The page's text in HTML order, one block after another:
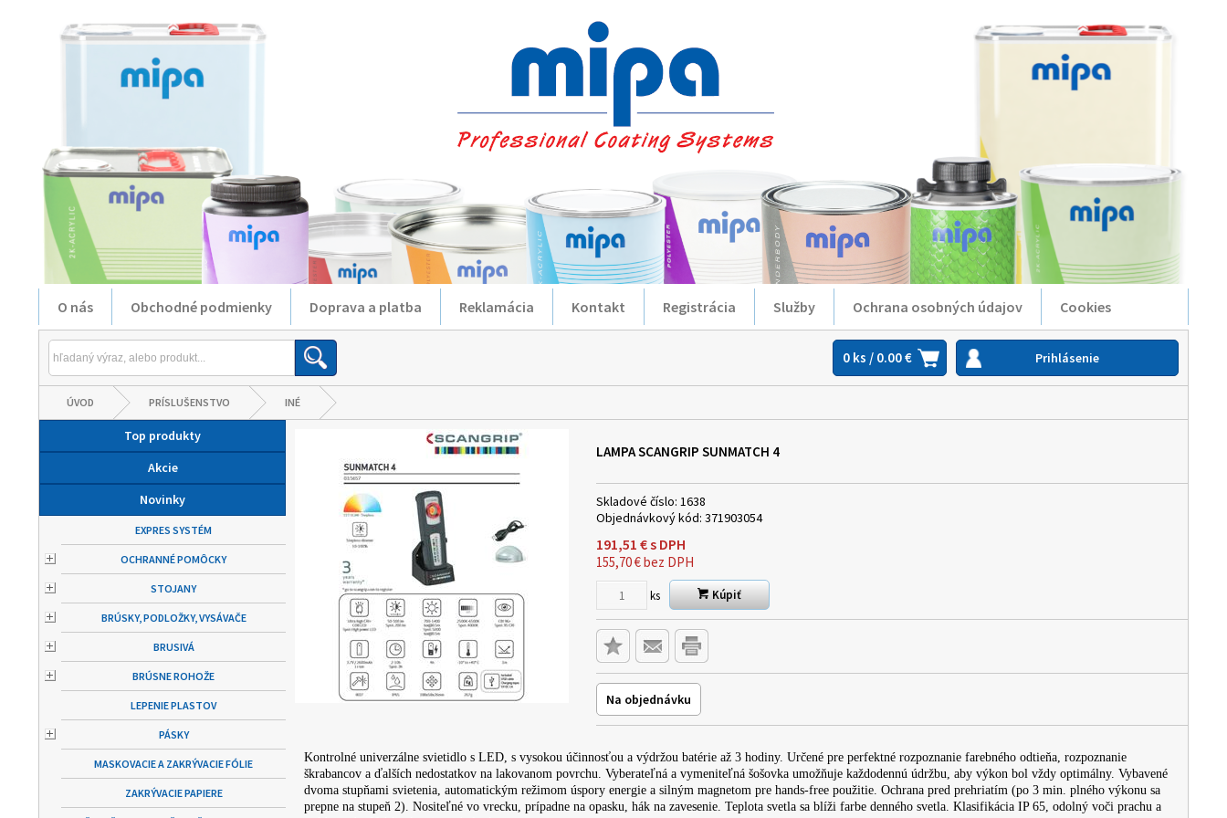
O nás Obchodné podmienky Doprava a platba Reklamácia Kontakt Registrácia Služby Ochrana osobných údajov Cookies
0 ks / 0.00 € Prihlásenie
ÚVOD PRÍSLUŠENSTVO INÉ
Top produkty
Akcie
Novinky
EXPRES SYSTÉM
OCHRANNÉ POMÔCKY
STOJANY
BRÚSKY, PODLOŽKY, VYSÁVAČE
BRUSIVÁ
BRÚSNE ROHOŽE
LEPENIE PLASTOV
PÁSKY
MASKOVACIE A ZAKRÝVACIE FÓLIE
ZAKRÝVACIE PAPIERE
LAMPA SCANGRIP SUNMATCH 4
Skladové číslo: 1638
Objednávkový kód: 371903054
191,51 €s DPH
155,70€bez DPH
ks Kúpiť
Na objednávku
Kontrolné univerzálne svietidlo s LED, s vysokou účinnosťou a výdržou batérie až 3 hodiny. Určené pre perfektné rozpoznanie farebného odtieňa, rozpoznanie
škrabancov a ďalších nedostatkov na lakovanom povrchu. Vyberateľná a vymeniteľná šošovka umožňuje každodennú údržbu, aby výkon bol vždy optimálny. Vybavené
dvoma stupňami svietenia, automatickým režimom úspory energie a silným magnetom pre hands-free použitie. Ochrana pred prehriatím (po 3 min. plného výkonu sa
prepne na stupeň 2). Nositeľné vo vrecku, prípadne na opasku, hák na zavesenie. Teplota svetla sa blíži farbe denného svetla. Klasifikácia IP 65, odolný voči prachu a